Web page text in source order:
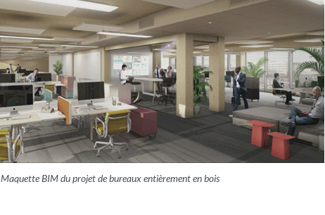
Maquette BIM du projet de bureaux entièrement en bois